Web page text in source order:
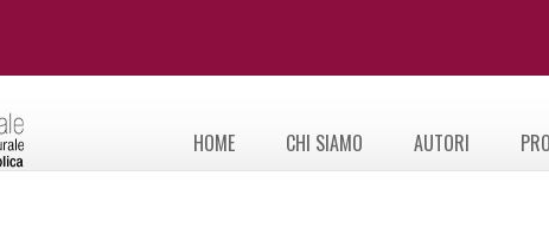
HOME CHI SIAMO AUTORI